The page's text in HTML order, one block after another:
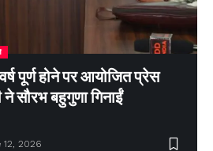
पूर्ण होने पर आयोजित प्रेस
ने सौरभ बहुगुणा गिनाईं
12, 2026